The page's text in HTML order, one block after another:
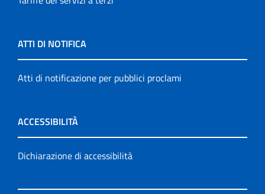
ATTI DI NOTIFICA
Atti di notificazione per pubblici proclami
ACCESSIBILITÀ
Dichiarazione di accessibilità